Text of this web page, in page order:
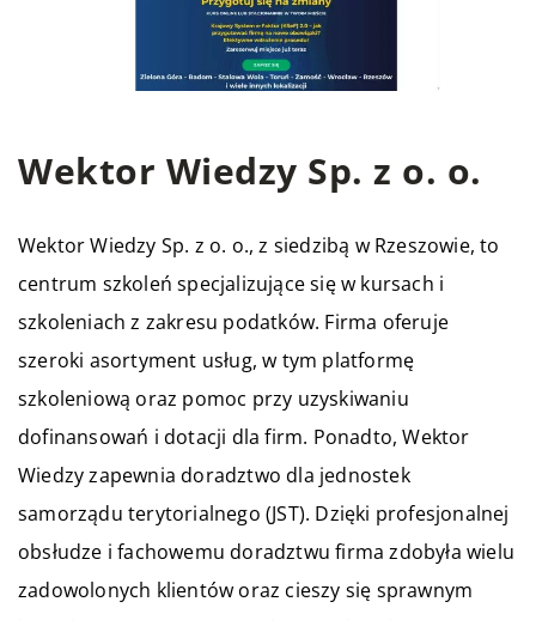
Wektor Wiedzy Sp. z o. o.
Wektor Wiedzy Sp. z o. o., z siedzibą w Rzeszowie, to
centrum szkoleń specjalizujące się w kursach i
szkoleniach z zakresu podatków. Firma oferuje
szeroki asortyment usług, w tym platformę
szkoleniową oraz pomoc przy uzyskiwaniu
dofinansowań i dotacji dla firm. Ponadto, Wektor
Wiedzy zapewnia doradztwo dla jednostek
samorządu terytorialnego (JST). Dzięki profesjonalnej
obsłudze i fachowemu doradztwu firma zdobyła wielu
zadowolonych klientów oraz cieszy się sprawnym